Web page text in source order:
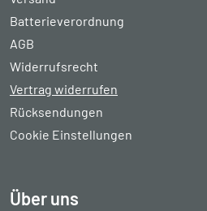
Batterieverordnung
AGB
Widerrufsrecht
Vertrag widerrufen
Rücksendungen
Cookie Einstellungen
Über uns